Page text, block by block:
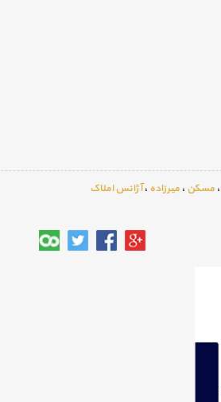
، مسکن ، میرزاده ،آژانس املاک